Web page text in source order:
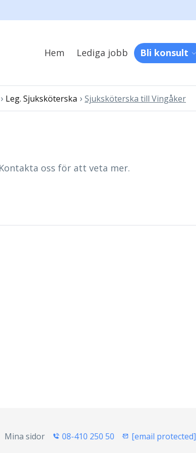
Hem Lediga jobb Bli konsult
› Leg. Sjuksköterska › Sjuksköterska till Vingåker
oss för att veta mer.
Mina sidor 08-410 250 50 [email protected]